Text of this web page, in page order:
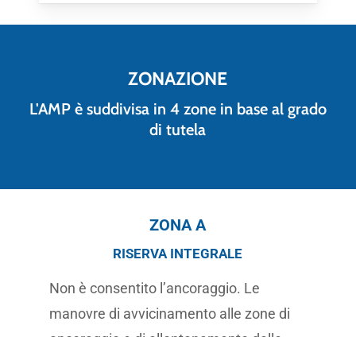
ZONAZIONE
L'AMP è suddivisa in 4 zone in base al grado
di tutela
ZONA A
RISERVA INTEGRALE
Non è consentito l’ancoraggio. Le
manovre di avvicinamento alle zone di